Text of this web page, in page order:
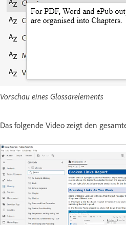
Vorschau eines Glossarelements
Das folgende Video zeigt den